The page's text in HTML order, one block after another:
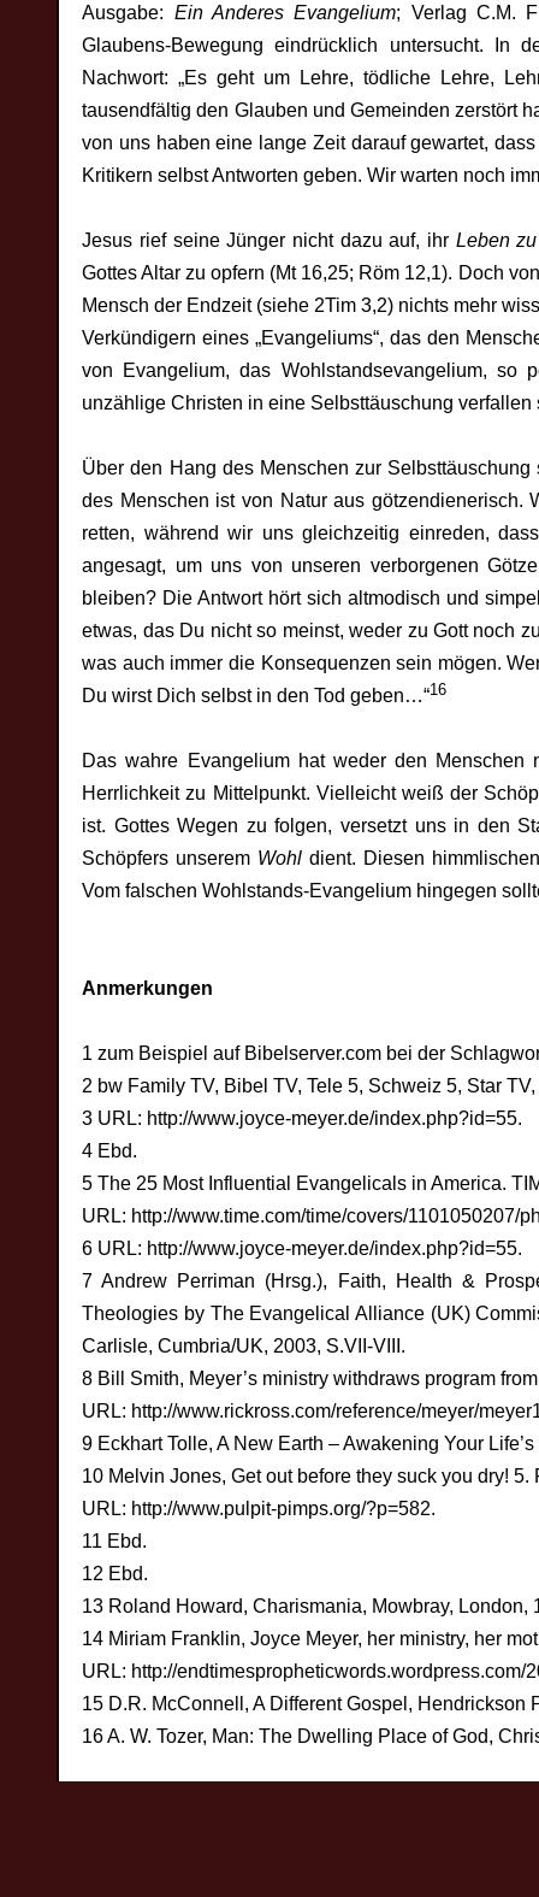
Ausgabe: Ein Anderes Evangelium; Verlag C.M.
Glaubens-Bewegung eindrücklich untersucht. In
Nachwort: „Es geht um Lehre, tödliche Lehre,
tausendfältig den Glauben und Gemeinden zerstört
von uns haben eine lange Zeit darauf gewartet,
Kritikern selbst Antworten geben. Wir warten noch
Jesus rief seine Jünger nicht dazu auf, ihr Leben
Gottes Altar zu opfern (Mt 16,25; Röm 12,1). Doch
Mensch der Endzeit (siehe 2Tim 3,2) nichts mehr
Verkündigern eines „Evangeliums“, das den
von Evangelium, das Wohlstandsevangelium, so
unzählige Christen in eine Selbsttäuschung verfallen
Über den Hang des Menschen zur
des Menschen ist von Natur aus götzendienerisch.
retten, während wir uns gleichzeitig einreden,
angesagt, um uns von unseren verborgenen
bleiben? Die Antwort hört sich altmodisch und
etwas, das Du nicht so meinst, weder zu Gott noch
was auch immer die Konsequenzen sein mögen.
Du wirst Dich selbst in den Tod geben…“16
Das wahre Evangelium hat weder den
Herrlichkeit zu Mittelpunkt. Vielleicht weiß der
ist. Gottes Wegen zu folgen, versetzt uns in den
Schöpfers unserem Wohl dient. Diesen
Vom falschen Wohlstands-Evangelium hingegen
Anmerkungen
1 zum Beispiel auf Bibelserver.com bei der
2 bw Family TV, Bibel TV, Tele 5, Schweiz 5, Star
3 URL: http://www.joyce-meyer.de/index.php?id=55.
4 Ebd.
5 The 25 Most Influential Evangelicals in America.
URL: http://www.time.com/time/covers/1101050207/
6 URL: http://www.joyce-meyer.de/index.php?id=55.
7 Andrew Perriman (Hrsg.), Faith, Health &
Theologies by The Evangelical Alliance (UK)
Carlisle, Cumbria/UK, 2003, S.VII-VIII.
8 Bill Smith, Meyer’s ministry withdraws program
URL: http://www.rickross.com/reference/meyer/
9 Eckhart Tolle, A New Earth – Awakening Your
10 Melvin Jones, Get out before they suck you dry! 5.
URL: http://www.pulpit-pimps.org/?p=582.
11 Ebd.
12 Ebd.
13 Roland Howard, Charismania, Mowbray, London,
14 Miriam Franklin, Joyce Meyer, her ministry, her
URL: http://
15 D.R. McConnell, A Different Gospel,
16 A. W. Tozer, Man: The Dwelling Place of God,